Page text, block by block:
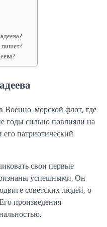
Военно-морской флот, где
годы сильно повлияли на
патриотический
свои первые
успешными. Он
советских людей, о
произведения